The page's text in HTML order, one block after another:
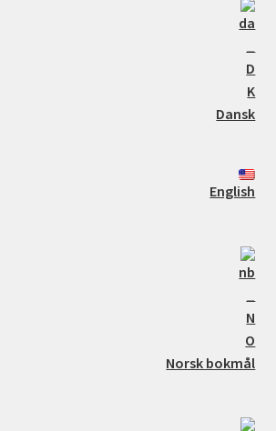
Dansk
English
Norsk bokmål